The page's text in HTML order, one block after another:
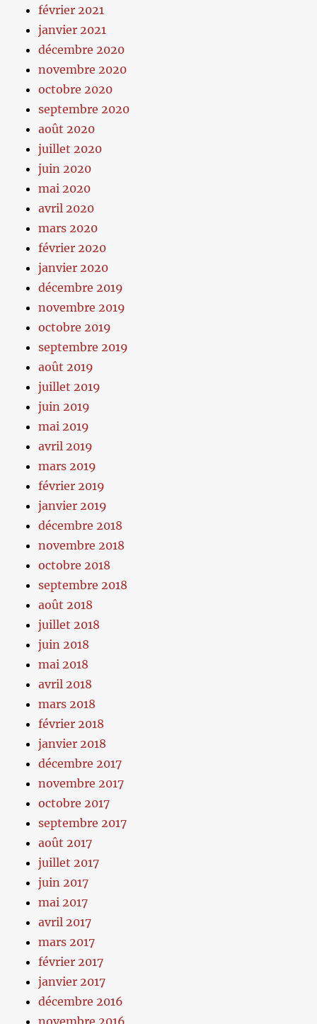
février 2021
janvier 2021
décembre 2020
novembre 2020
octobre 2020
septembre 2020
août 2020
juillet 2020
juin 2020
mai 2020
avril 2020
mars 2020
février 2020
janvier 2020
décembre 2019
novembre 2019
octobre 2019
septembre 2019
août 2019
juillet 2019
juin 2019
mai 2019
avril 2019
mars 2019
février 2019
janvier 2019
décembre 2018
novembre 2018
octobre 2018
septembre 2018
août 2018
juillet 2018
juin 2018
mai 2018
avril 2018
mars 2018
février 2018
janvier 2018
décembre 2017
novembre 2017
octobre 2017
septembre 2017
août 2017
juillet 2017
juin 2017
mai 2017
avril 2017
mars 2017
février 2017
janvier 2017
décembre 2016
novembre 2016